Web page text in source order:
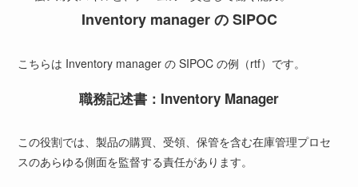
Inventory manager の SIPOC
こちらは Inventory manager の SIPOC の例（rtf）です。
職務記述書：Inventory Manager
この役割では、製品の購買、受領、保管を含む在庫管理プロセ
スのあらゆる側面を監督する責任があります。